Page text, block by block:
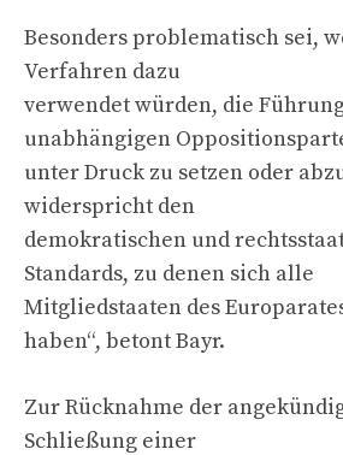
Besonders problematisch sei,
Verfahren dazu
verwendet würden, die
unabhängigen
unter Druck zu setzen oder
widerspricht den
demokratischen und
Standards, zu denen sich alle
Mitgliedstaaten des
haben“, betont Bayr.
Zur Rücknahme der
Schließung einer